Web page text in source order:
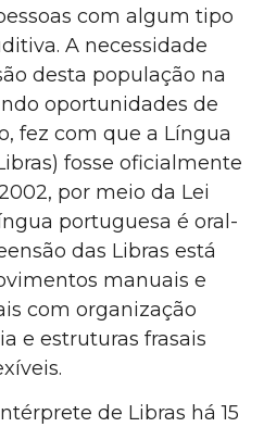
com algum tipo
A necessidade
desta população na
oportunidades de
fez com que a Língua
fosse oficialmente
por meio da Lei
portuguesa é oral-
das Libras está
manuais e
com organização
e estruturas frasais
de Libras há 15